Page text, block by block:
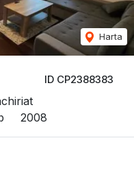
ID CP2388383
2008
Harta